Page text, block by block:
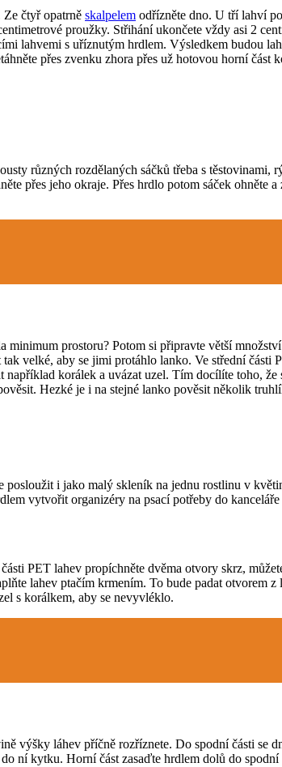
Ze čtyř opatrně skalpelem odřízněte dno. U tří lahví
proužky. Střihání ukončete vždy asi 2
lahvemi s uříznutým hrdlem. Výsledkem budou
přes zvenku zhora přes už hotovou horní
různých rozdělaných sáčků třeba s
přes jeho okraje. Přes hrdlo potom sáček
minimum prostoru? Potom si připravte větší
velké, aby se jimi protáhlo lanko. Ve střední
korálek a uvázat uzel. Tím docílíte toho,
Hezké je i na stejné lanko pověsit několik
i jako malý skleník na jednu rostlinu v
vytvořit organizéry na psací potřeby do
PET lahev propíchněte dvěma otvory skrz,
lahev ptačím krmením. To bude padat otvorem
s korálkem, aby se nevyvléklo.
výšky láhev příčně rozříznete. Do spodní části se
ní kytku. Horní část zasaďte hrdlem dolů do